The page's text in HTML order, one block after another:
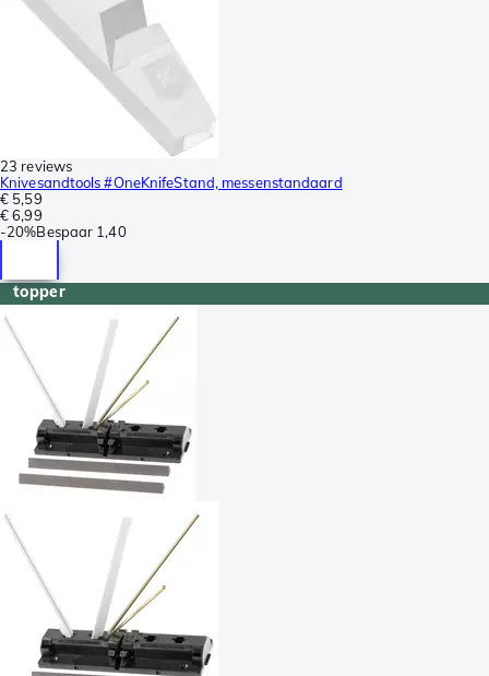
23 reviews
Knivesandtools #OneKnifeStand, messenstandaard
€ 5,59
€ 6,99
-20%Bespaar 1,40
topper